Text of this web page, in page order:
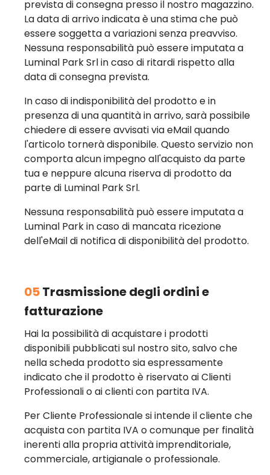
prevista di consegna presso il nostro magazzino.
La data di arrivo indicata è una stima che può
essere soggetta a variazioni senza preavviso.
Nessuna responsabilità può essere imputata a
Luminal Park Srl in caso di ritardi rispetto alla
data di consegna prevista.
In caso di indisponibilità del prodotto e in
presenza di una quantità in arrivo, sarà possibile
chiedere di essere avvisati via eMail quando
l'articolo tornerà disponibile. Questo servizio non
comporta alcun impegno all'acquisto da parte
tua e neppure alcuna riserva di prodotto da
parte di Luminal Park Srl.
Nessuna responsabilità può essere imputata a
Luminal Park in caso di mancata ricezione
dell'eMail di notifica di disponibilità del prodotto.
05Trasmissione degli ordini e
fatturazione
Hai la possibilità di acquistare i prodotti
disponibili pubblicati sul nostro sito, salvo che
nella scheda prodotto sia espressamente
indicato che il prodotto è riservato ai Clienti
Professionali o ai clienti con partita IVA.
Per Cliente Professionale si intende il cliente che
acquista con partita IVA o comunque per finalità
inerenti alla propria attività imprenditoriale,
commerciale, artigianale o professionale.